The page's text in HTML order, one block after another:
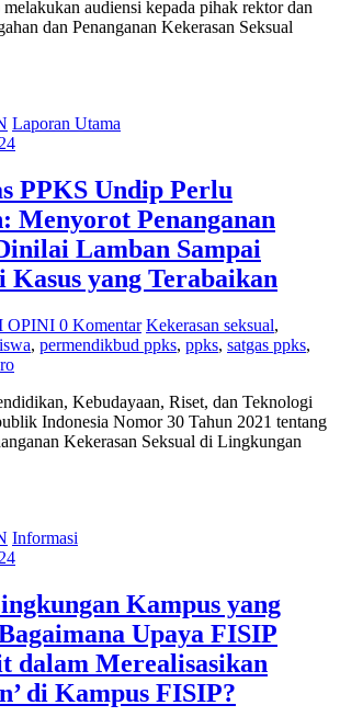
audiensi kepada pihak rektor dan
dan Penanganan Kekerasan Seksual
Laporan Utama
PPKS Undip Perlu
Menyorot Penanganan
Lamban Sampai
Kasus yang Terabaikan
OPINI 0 Komentar Kekerasan seksual,
, permendikbud ppks, ppks, satgas ppks,
Kebudayaan, Riset, dan Teknologi
Indonesia Nomor 30 Tahun 2021 tentang
Kekerasan Seksual di Lingkungan
Informasi
Kampus yang
Upaya FISIP
dalam Merealisasikan
di Kampus FISIP?